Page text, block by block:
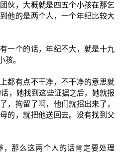
伙，大概就是四五个小孩在那乞
他的是两个人，一个年纪比较大
一个的话，年纪不大，就是十九
孩。
都有点不干净，不干净的意思就
，她找到这些证据之后，她就报
，拘留了啊，他们就招出来了，
的，就把他送回去。没有找到父
那么这两个人的话肯定要处理